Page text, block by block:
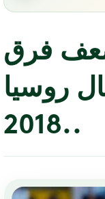
فرق
روسيا
2018..